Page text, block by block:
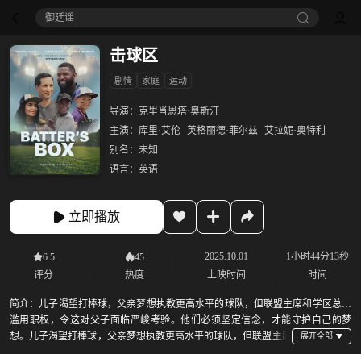
御廷谣‎
击球区
剧情 家庭 运动
导演：
克里肖恩塔·奥斯汀
主演： 库里·艾伦 英格丽德·菲尔兹
艾拉妮·奥特利
别名： 未知
语言： 英语
立即播放
6.5
评分
45
热度
2025.10.01
上映时间
1小时44分13秒
时间
简介： 儿子渴望打棒球，父亲梦想执教更高水平的球队，但联盟主席和学区总监
滥用职权，令这对父子面临严峻考验。他们必须坚定信念，才能守护自己的梦
想。儿子渴望打棒球，父亲梦想执教更高水平的球队，但联盟主席